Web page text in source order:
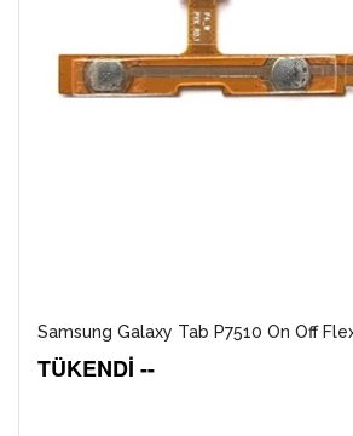
Samsung Galaxy Tab P7510 On Off
TÜKENDİ --